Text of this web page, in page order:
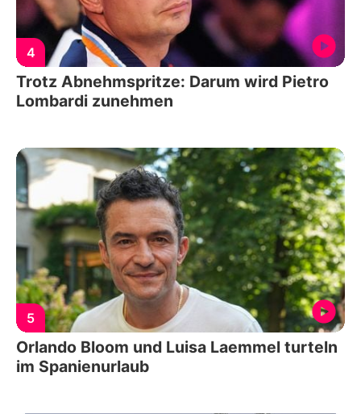
4
Trotz Abnehmspritze: Darum wird Pietro
Lombardi zunehmen
5
Orlando Bloom und Luisa Laemmel turteln
im Spanienurlaub